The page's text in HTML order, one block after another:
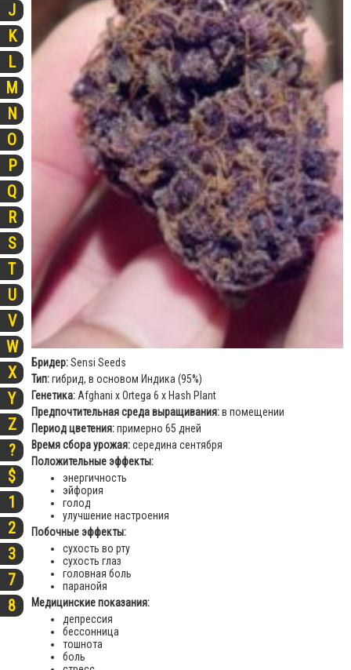
J
K
L
M
N
O
P
Q
R
S
T
U
V
W
X
Y
Z
?
$
1
2
3
7
8
Бридер:Sensi Seeds
Тип:гибрид, в основом Индика (95%)
Генетика: Afghani x Ortega 6 x Hash Plant
Предпочтительная среда выращивания:в помещении
Период цветения:примерно 65 дней
Время сбора урожая:середина сентября
Положительные эффекты:
энергичность
эйфория
голод
улучшение настроения
Побочные эффекты:
сухость во рту
сухость глаз
головная боль
паранойя
Медицинские показания:
депрессия
бессонница
тошнота
боль